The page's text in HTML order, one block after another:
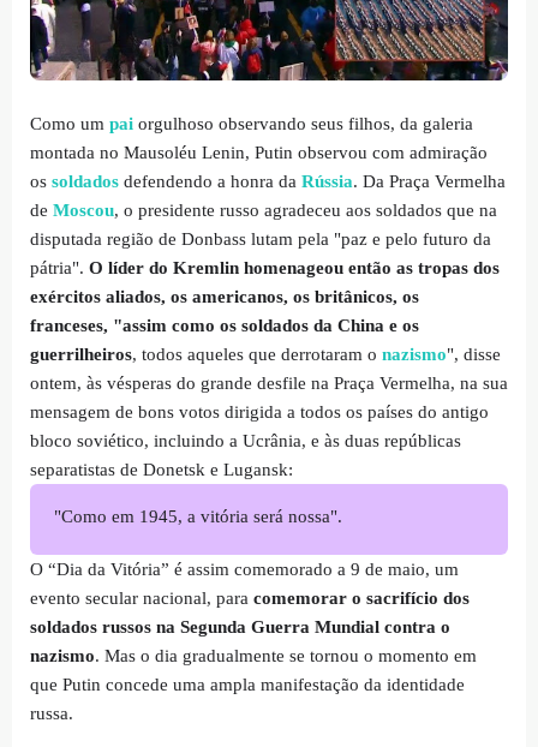
Como um pai orgulhoso observando seus filhos, da galeria
montada no Mausoléu Lenin, Putin observou com admiração
os soldados defendendo a honra da Rússia. Da Praça Vermelha
de Moscou, o presidente russo agradeceu aos soldados que na
disputada região de Donbass lutam pela "paz e pelo futuro da
pátria". O líder do Kremlin homenageou então as tropas dos
exércitos aliados, os americanos, os britânicos, os
franceses, "assim como os soldados da China e os
guerrilheiros, todos aqueles que derrotaram o nazismo", disse
ontem, às vésperas do grande desfile na Praça Vermelha, na sua
mensagem de bons votos dirigida a todos os países do antigo
bloco soviético, incluindo a Ucrânia, e às duas repúblicas
separatistas de Donetsk e Lugansk:
"Como em 1945, a vitória será nossa".
O “Dia da Vitória” é assim comemorado a 9 de maio, um
evento secular nacional, para comemorar o sacrifício dos
soldados russos na Segunda Guerra Mundial contra o
nazismo. Mas o dia gradualmente se tornou o momento em
que Putin concede uma ampla manifestação da identidade
russa.